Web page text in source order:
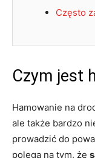
Często
Czym jest
Hamowanie na
ale także bardzo
prowadzić do
polega na tym, że